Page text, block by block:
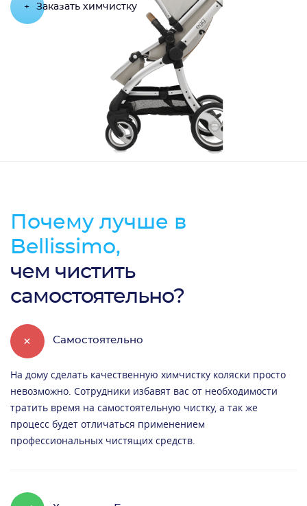
+ Заказать химчистку
Почему лучше в
Bellissimo,
чем чистить
самостоятельно?
+ Самостоятельно
На дому сделать качественную химчистку коляски просто
невозможно. Сотрудники избавят вас от необходимости
тратить время на самостоятельную чистку, а так же
процесс будет отличаться применением
профессиональных чистящих средств.